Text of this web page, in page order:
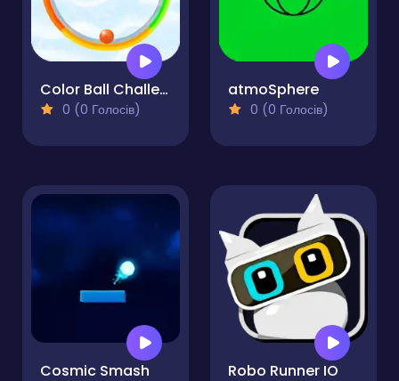
Color Ball Challenge
0 (0 Голосів)
atmoSphere
0 (0 Голосів)
Cosmic Smash Robo Runner IO